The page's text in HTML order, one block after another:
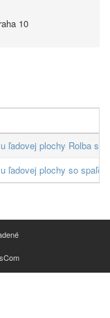
10
ľadovej plochy Rolba
ľadovej plochy so